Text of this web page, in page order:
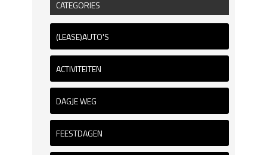
CATEGORIES
(LEASE)AUTO'S
ACTIVITEITEN
DAGJE WEG
FEESTDAGEN